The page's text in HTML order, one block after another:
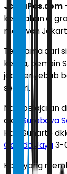
JawaPos.com
kekalahan di
melawan
Terutama dari
kedua, pemain
jadi penyebab
sendiri.
Nah, pelajaran
oleh
Surabaya
Hadi Suharto
Garuda Jaya3-
Hasil yang